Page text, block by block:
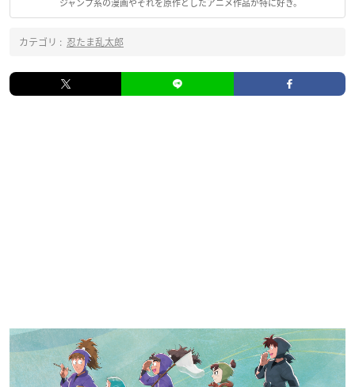
ジャンプ系の漫画やそれを原作としたアニメ作品が特に好き。
カテゴリ : 忍たま乱太郎